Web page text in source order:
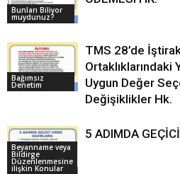
Bunları Biliyor
muydunuz?
Bağımsız
Denetim
TMS 28’de
Ortaklıklarındaki
Uygun Değer
Değişiklikler Hk.
Beyanname veya
Bildirge
Düzenlenmesine
ilişkin Konular
5 ADIMDA